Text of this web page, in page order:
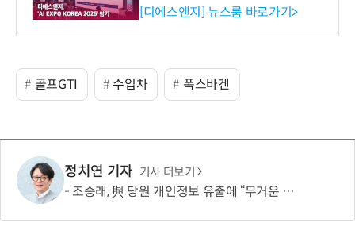
생애주기 아우르는 통합 솔루
[디에스앤지] 뉴스룸 바로가기>
골프GTI 수입차 폭스바겐
정치연 기자 기사 더보기
조승래, 與 당원 개인정보 유출에 “무거운 책임 통감…쇄신 협조할 것”